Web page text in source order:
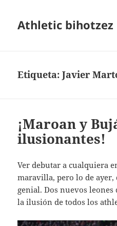
Athletic bihotzez
Etiqueta:Javier
¡Maroan y
ilusionantes!
Ver debutar a cualquiera
maravilla, pero lo de
genial. Dos nuevos
la ilusión de todos los